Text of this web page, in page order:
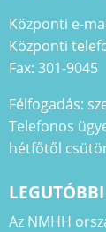
Központi e-
Központi
Fax: 301-9045
Félfogadás:
Telefonos
hétfőtől
LEGUTÓBBI
Az NMHH